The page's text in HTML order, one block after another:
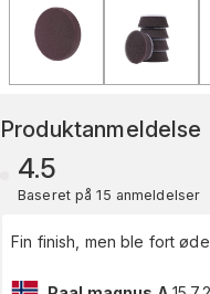
Produktanmeldelse
4.5
Baseret på 15 anmeldelser
Fin finish, men ble fort